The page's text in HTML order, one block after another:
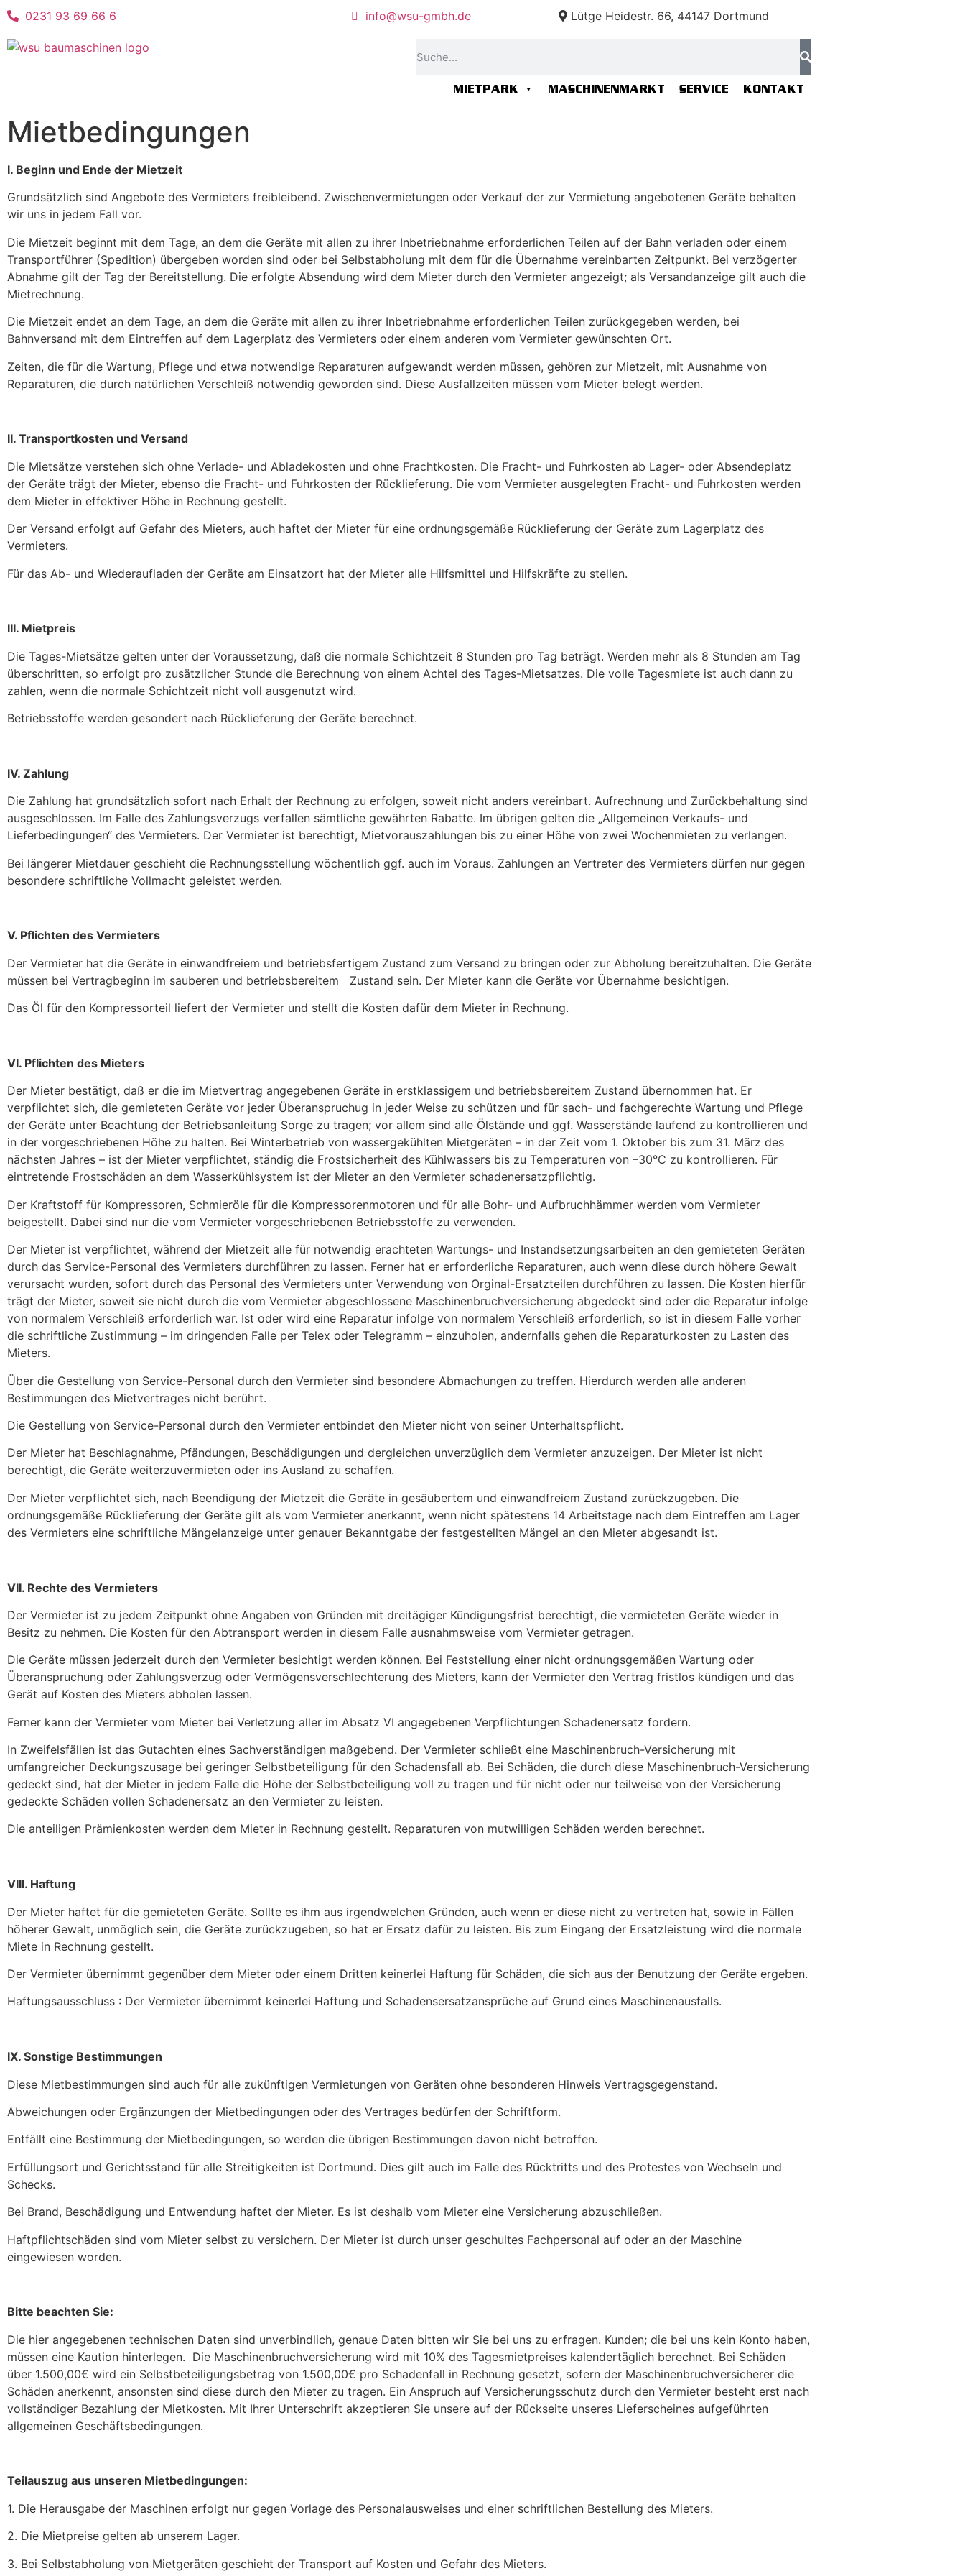
0231 93 69 66 6 info@wsu-gmbh.de Lütge Heidestr. 66, 44147 Dortmund
MIETPARK MASCHINENMARKT SERVICE KONTAKT
Mietbedingungen
I. Beginn und Ende der Mietzeit
Grundsätzlich sind Angebote des Vermieters freibleibend. Zwischenvermietungen oder Verkauf der zur Vermietung angebotenen Geräte behalten
wir uns in jedem Fall vor.
Die Mietzeit beginnt mit dem Tage, an dem die Geräte mit allen zu ihrer Inbetriebnahme erforderlichen Teilen auf der Bahn verladen oder einem
Transportführer (Spedition) übergeben worden sind oder bei Selbstabholung mit dem für die Übernahme vereinbarten Zeitpunkt. Bei verzögerter
Abnahme gilt der Tag der Bereitstellung. Die erfolgte Absendung wird dem Mieter durch den Vermieter angezeigt; als Versandanzeige gilt auch die
Mietrechnung.
Die Mietzeit endet an dem Tage, an dem die Geräte mit allen zu ihrer Inbetriebnahme erforderlichen Teilen zurückgegeben werden, bei
Bahnversand mit dem Eintreffen auf dem Lagerplatz des Vermieters oder einem anderen vom Vermieter gewünschten Ort.
Zeiten, die für die Wartung, Pflege und etwa notwendige Reparaturen aufgewandt werden müssen, gehören zur Mietzeit, mit Ausnahme von
Reparaturen, die durch natürlichen Verschleiß notwendig geworden sind. Diese Ausfallzeiten müssen vom Mieter belegt werden.
II. Transportkosten und Versand
Die Mietsätze verstehen sich ohne Verlade- und Abladekosten und ohne Frachtkosten. Die Fracht- und Fuhrkosten ab Lager- oder Absendeplatz
der Geräte trägt der Mieter, ebenso die Fracht- und Fuhrkosten der Rücklieferung. Die vom Vermieter ausgelegten Fracht- und Fuhrkosten werden
dem Mieter in effektiver Höhe in Rechnung gestellt.
Der Versand erfolgt auf Gefahr des Mieters, auch haftet der Mieter für eine ordnungsgemäße Rücklieferung der Geräte zum Lagerplatz des
Vermieters.
Für das Ab- und Wiederaufladen der Geräte am Einsatzort hat der Mieter alle Hilfsmittel und Hilfskräfte zu stellen.
III. Mietpreis
Die Tages-Mietsätze gelten unter der Voraussetzung, daß die normale Schichtzeit 8 Stunden pro Tag beträgt. Werden mehr als 8 Stunden am Tag
überschritten, so erfolgt pro zusätzlicher Stunde die Berechnung von einem Achtel des Tages-Mietsatzes. Die volle Tagesmiete ist auch dann zu
zahlen, wenn die normale Schichtzeit nicht voll ausgenutzt wird.
Betriebsstoffe werden gesondert nach Rücklieferung der Geräte berechnet.
IV. Zahlung
Die Zahlung hat grundsätzlich sofort nach Erhalt der Rechnung zu erfolgen, soweit nicht anders vereinbart. Aufrechnung und Zurückbehaltung sind
ausgeschlossen. Im Falle des Zahlungsverzugs verfallen sämtliche gewährten Rabatte. Im übrigen gelten die „Allgemeinen Verkaufs- und
Lieferbedingungen“ des Vermieters. Der Vermieter ist berechtigt, Mietvorauszahlungen bis zu einer Höhe von zwei Wochenmieten zu verlangen.
Bei längerer Mietdauer geschieht die Rechnungsstellung wöchentlich ggf. auch im Voraus. Zahlungen an Vertreter des Vermieters dürfen nur gegen
besondere schriftliche Vollmacht geleistet werden.
V. Pflichten des Vermieters
Der Vermieter hat die Geräte in einwandfreiem und betriebsfertigem Zustand zum Versand zu bringen oder zur Abholung bereitzuhalten. Die Geräte
müssen bei Vertragbeginn im sauberen und betriebsbereitem Zustand sein. Der Mieter kann die Geräte vor Übernahme besichtigen.
Das Öl für den Kompressorteil liefert der Vermieter und stellt die Kosten dafür dem Mieter in Rechnung.
VI. Pflichten des Mieters
Der Mieter bestätigt, daß er die im Mietvertrag angegebenen Geräte in erstklassigem und betriebsbereitem Zustand übernommen hat. Er
verpflichtet sich, die gemieteten Geräte vor jeder Überanspruchug in jeder Weise zu schützen und für sach- und fachgerechte Wartung und Pflege
der Geräte unter Beachtung der Betriebsanleitung Sorge zu tragen; vor allem sind alle Ölstände und ggf. Wasserstände laufend zu kontrollieren und
in der vorgeschriebenen Höhe zu halten. Bei Winterbetrieb von wassergekühlten Mietgeräten – in der Zeit vom 1. Oktober bis zum 31. März des
nächsten Jahres – ist der Mieter verpflichtet, ständig die Frostsicherheit des Kühlwassers bis zu Temperaturen von –30°C zu kontrollieren. Für
eintretende Frostschäden an dem Wasserkühlsystem ist der Mieter an den Vermieter schadenersatzpflichtig.
Der Kraftstoff für Kompressoren, Schmieröle für die Kompressorenmotoren und für alle Bohr- und Aufbruchhämmer werden vom Vermieter
beigestellt. Dabei sind nur die vom Vermieter vorgeschriebenen Betriebsstoffe zu verwenden.
Der Mieter ist verpflichtet, während der Mietzeit alle für notwendig erachteten Wartungs- und Instandsetzungsarbeiten an den gemieteten Geräten
durch das Service-Personal des Vermieters durchführen zu lassen. Ferner hat er erforderliche Reparaturen, auch wenn diese durch höhere Gewalt
verursacht wurden, sofort durch das Personal des Vermieters unter Verwendung von Orginal-Ersatzteilen durchführen zu lassen. Die Kosten hierfür
trägt der Mieter, soweit sie nicht durch die vom Vermieter abgeschlossene Maschinenbruchversicherung abgedeckt sind oder die Reparatur infolge
von normalem Verschleiß erforderlich war. Ist oder wird eine Reparatur infolge von normalem Verschleiß erforderlich, so ist in diesem Falle vorher
die schriftliche Zustimmung – im dringenden Falle per Telex oder Telegramm – einzuholen, andernfalls gehen die Reparaturkosten zu Lasten des
Mieters.
Über die Gestellung von Service-Personal durch den Vermieter sind besondere Abmachungen zu treffen. Hierdurch werden alle anderen
Bestimmungen des Mietvertrages nicht berührt.
Die Gestellung von Service-Personal durch den Vermieter entbindet den Mieter nicht von seiner Unterhaltspflicht.
Der Mieter hat Beschlagnahme, Pfändungen, Beschädigungen und dergleichen unverzüglich dem Vermieter anzuzeigen. Der Mieter ist nicht
berechtigt, die Geräte weiterzuvermieten oder ins Ausland zu schaffen.
Der Mieter verpflichtet sich, nach Beendigung der Mietzeit die Geräte in gesäubertem und einwandfreiem Zustand zurückzugeben. Die
ordnungsgemäße Rücklieferung der Geräte gilt als vom Vermieter anerkannt, wenn nicht spätestens 14 Arbeitstage nach dem Eintreffen am Lager
des Vermieters eine schriftliche Mängelanzeige unter genauer Bekanntgabe der festgestellten Mängel an den Mieter abgesandt ist.
VII. Rechte des Vermieters
Der Vermieter ist zu jedem Zeitpunkt ohne Angaben von Gründen mit dreitägiger Kündigungsfrist berechtigt, die vermieteten Geräte wieder in
Besitz zu nehmen. Die Kosten für den Abtransport werden in diesem Falle ausnahmsweise vom Vermieter getragen.
Die Geräte müssen jederzeit durch den Vermieter besichtigt werden können. Bei Feststellung einer nicht ordnungsgemäßen Wartung oder
Überanspruchung oder Zahlungsverzug oder Vermögensverschlechterung des Mieters, kann der Vermieter den Vertrag fristlos kündigen und das
Gerät auf Kosten des Mieters abholen lassen.
Ferner kann der Vermieter vom Mieter bei Verletzung aller im Absatz VI angegebenen Verpflichtungen Schadenersatz fordern.
In Zweifelsfällen ist das Gutachten eines Sachverständigen maßgebend. Der Vermieter schließt eine Maschinenbruch-Versicherung mit
umfangreicher Deckungszusage bei geringer Selbstbeteiligung für den Schadensfall ab. Bei Schäden, die durch diese Maschinenbruch-Versicherung
gedeckt sind, hat der Mieter in jedem Falle die Höhe der Selbstbeteiligung voll zu tragen und für nicht oder nur teilweise von der Versicherung
gedeckte Schäden vollen Schadenersatz an den Vermieter zu leisten.
Die anteiligen Prämienkosten werden dem Mieter in Rechnung gestellt. Reparaturen von mutwilligen Schäden werden berechnet.
VIII. Haftung
Der Mieter haftet für die gemieteten Geräte. Sollte es ihm aus irgendwelchen Gründen, auch wenn er diese nicht zu vertreten hat, sowie in Fällen
höherer Gewalt, unmöglich sein, die Geräte zurückzugeben, so hat er Ersatz dafür zu leisten. Bis zum Eingang der Ersatzleistung wird die normale
Miete in Rechnung gestellt.
Der Vermieter übernimmt gegenüber dem Mieter oder einem Dritten keinerlei Haftung für Schäden, die sich aus der Benutzung der Geräte ergeben.
Haftungsausschluss : Der Vermieter übernimmt keinerlei Haftung und Schadensersatzansprüche auf Grund eines Maschinenausfalls.
IX. Sonstige Bestimmungen
Diese Mietbestimmungen sind auch für alle zukünftigen Vermietungen von Geräten ohne besonderen Hinweis Vertragsgegenstand.
Abweichungen oder Ergänzungen der Mietbedingungen oder des Vertrages bedürfen der Schriftform.
Entfällt eine Bestimmung der Mietbedingungen, so werden die übrigen Bestimmungen davon nicht betroffen.
Erfüllungsort und Gerichtsstand für alle Streitigkeiten ist Dortmund. Dies gilt auch im Falle des Rücktritts und des Protestes von Wechseln und
Schecks.
Bei Brand, Beschädigung und Entwendung haftet der Mieter. Es ist deshalb vom Mieter eine Versicherung abzuschließen.
Haftpflichtschäden sind vom Mieter selbst zu versichern. Der Mieter ist durch unser geschultes Fachpersonal auf oder an der Maschine
eingewiesen worden.
Bitte beachten Sie:
Die hier angegebenen technischen Daten sind unverbindlich, genaue Daten bitten wir Sie bei uns zu erfragen. Kunden; die bei uns kein Konto haben,
müssen eine Kaution hinterlegen. Die Maschinenbruchversicherung wird mit 10% des Tagesmietpreises kalendertäglich berechnet. Bei Schäden
über 1.500,00€ wird ein Selbstbeteiligungsbetrag von 1.500,00€ pro Schadenfall in Rechnung gesetzt, sofern der Maschinenbruchversicherer die
Schäden anerkennt, ansonsten sind diese durch den Mieter zu tragen. Ein Anspruch auf Versicherungsschutz durch den Vermieter besteht erst nach
vollständiger Bezahlung der Mietkosten. Mit Ihrer Unterschrift akzeptieren Sie unsere auf der Rückseite unseres Lieferscheines aufgeführten
allgemeinen Geschäftsbedingungen.
Teilauszug aus unseren Mietbedingungen:
1. Die Herausgabe der Maschinen erfolgt nur gegen Vorlage des Personalausweises und einer schriftlichen Bestellung des Mieters.
2. Die Mietpreise gelten ab unserem Lager.
3. Bei Selbstabholung von Mietgeräten geschieht der Transport auf Kosten und Gefahr des Mieters.